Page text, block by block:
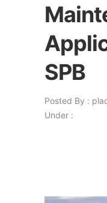
SPB
Posted By :
Under :